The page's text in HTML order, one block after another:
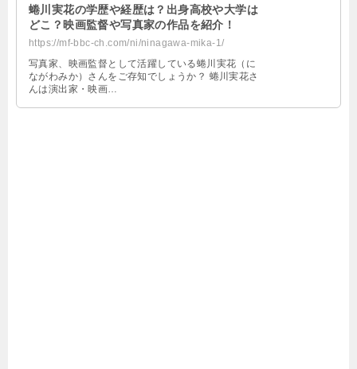
蜷川実花の学歴や経歴は？出身高校や大学は
どこ？映画監督や写真家の作品を紹介！
https://mf-bbc-ch.com/ni/ninagawa-mika-1/
写真家、映画監督として活躍している蜷川実花（に
ながわみか）さんをご存知でしょうか？ 蜷川実花さ
んは演出家・映画…